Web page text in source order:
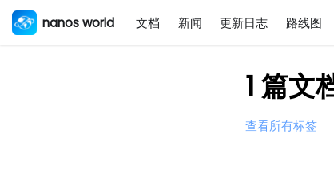
nanos world 文档 新闻 更新日志 路线图
1 篇文
查看所有标签